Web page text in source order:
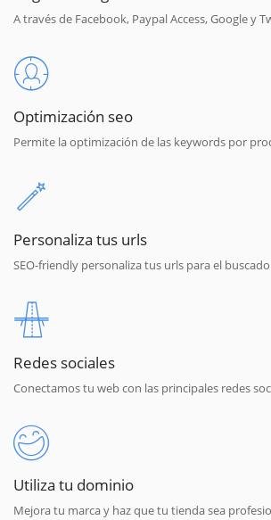
A través de Facebook, Paypal Access, Google y
Optimización seo
Permite la optimización de las keywords por
Personaliza tus urls
SEO-friendly personaliza tus urls para el
Redes sociales
Conectamos tu web con las principales redes
Utiliza tu dominio
Mejora tu marca y haz que tu tienda sea